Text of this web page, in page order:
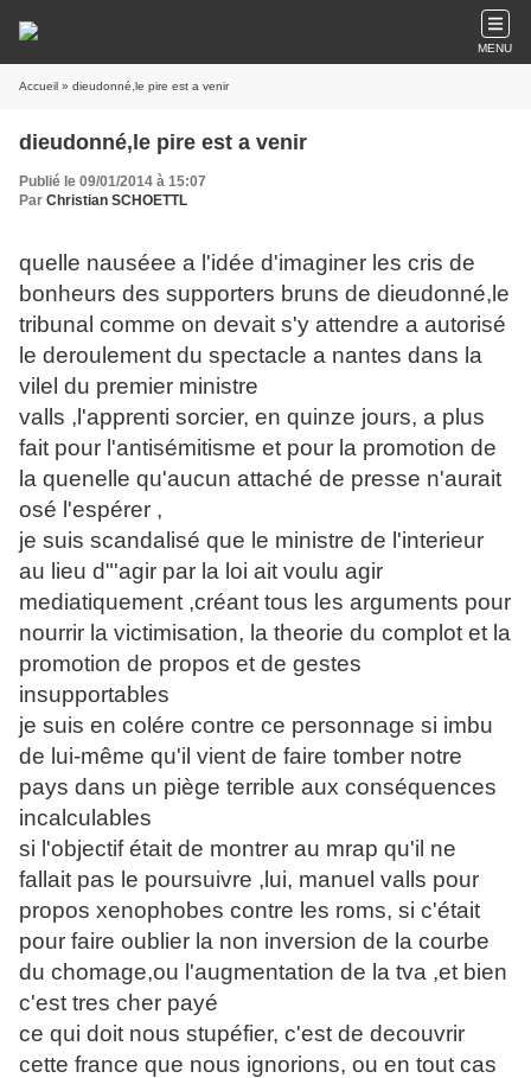
MENU
Accueil » dieudonné,le pire est a venir
dieudonné,le pire est a venir
Publié le 09/01/2014 à 15:07
Par Christian SCHOETTL
quelle nauséee a l'idée d'imaginer les cris de
bonheurs des supporters bruns de dieudonné,le
tribunal comme on devait s'y attendre a autorisé
le deroulement du spectacle a nantes dans la
vilel du premier ministre
valls ,l'apprenti sorcier, en quinze jours, a plus
fait pour l'antisémitisme et pour la promotion de
la quenelle qu'aucun attaché de presse n'aurait
osé l'espérer ,
je suis scandalisé que le ministre de l'interieur
au lieu d"'agir par la loi ait voulu agir
mediatiquement ,créant tous les arguments pour
nourrir la victimisation, la theorie du complot et la
promotion de propos et de gestes
insupportables
je suis en colére contre ce personnage si imbu
de lui-même qu'il vient de faire tomber notre
pays dans un piège terrible aux conséquences
incalculables
si l'objectif était de montrer au mrap qu'il ne
fallait pas le poursuivre ,lui, manuel valls pour
propos xenophobes contre les roms, si c'était
pour faire oublier la non inversion de la courbe
du chomage,ou l'augmentation de la tva ,et bien
c'est tres cher payé
ce qui doit nous stupéfier, c'est de decouvrir
cette france que nous ignorions, ou en tout cas